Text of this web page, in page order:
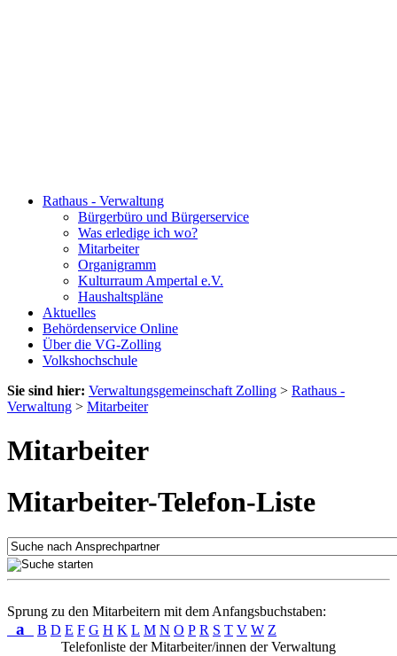
Rathaus - Verwaltung
Bürgerbüro und Bürgerservice
Was erledige ich wo?
Mitarbeiter
Organigramm
Kulturraum Ampertal e.V.
Haushaltspläne
Aktuelles
Behördenservice Online
Über die VG-Zolling
Volkshochschule
Sie sind hier: Verwaltungsgemeinschaft Zolling > Rathaus -
Verwaltung > Mitarbeiter
Mitarbeiter
Mitarbeiter-Telefon-Liste
Sprung zu den Mitarbeitern mit dem Anfangsbuchstaben:
a B D E F G H K L M N O P R S T V W Z
Telefonliste der Mitarbeiter/innen der Verwaltung